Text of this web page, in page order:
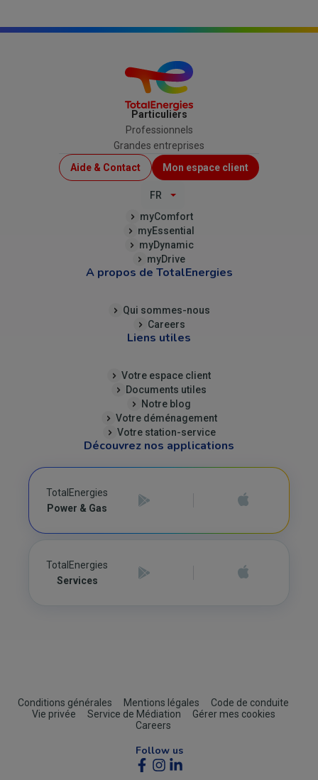
Particuliers
Professionnels
Grandes entreprises
Menu
Top
Aide & Contact Mon espace client
FR
myComfort
myEssential
myDynamic
myDrive
A propos de TotalEnergies
Qui sommes-nous
Careers
Liens utiles
Votre espace client
Documents utiles
Notre blog
Votre déménagement
Votre station-service
Découvrez nos applications
TotalEnergies
Power & Gas
TotalEnergies
Services
Footer
Conditions générales Mentions légales
Code de conduite
Vie privée
Service de Médiation
Gérer mes cookies
Careers
Follow us